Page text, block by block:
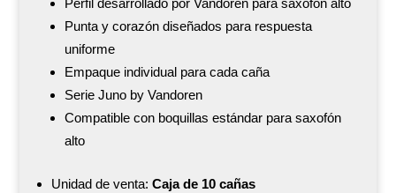
Punta y corazón diseñados para respuesta
uniforme
Empaque individual para cada caña
Serie Juno by Vandoren
Compatible con boquillas estándar para saxofón
alto
Unidad de venta: Caja de 10 cañas